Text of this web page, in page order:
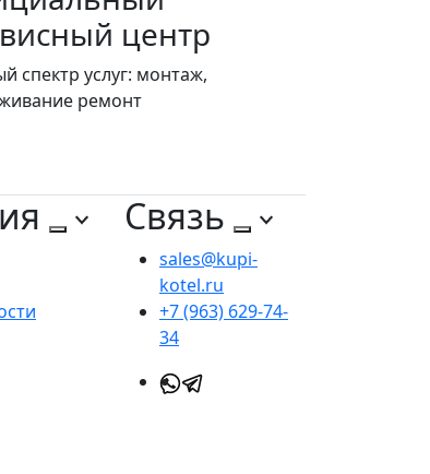
центр
спектр услуг: монтаж,
ремонт
Связь
sales@kupi-
kotel.ru
+7 (963) 629-74-
34